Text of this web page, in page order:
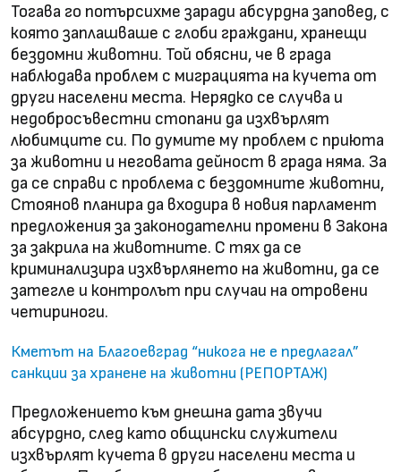
Тогава го потърсихме заради абсурдна заповед, с
която заплашваше с глоби граждани, хранещи
бездомни животни. Той обясни, че в града
наблюдава проблем с миграцията на кучета от
други населени места. Нерядко се случва и
недобросъвестни стопани да изхвърлят
любимците си. По думите му проблем с приюта
за животни и неговата дейност в града няма. За
да се справи с проблема с бездомните животни,
Стоянов планира да входира в новия парламент
предложения за законодателни промени в Закона
за закрила на животните. С тях да се
криминализира изхвърлянето на животни, да се
затегле и контролът при случаи на отровени
четириноги.
Кметът на Благоевград “никога не е предлагал”
санкции за хранене на животни (РЕПОРТАЖ)
Предложението към днешна дата звучи
абсурдно, след като общински служители
изхвърлят кучета в други населени места и